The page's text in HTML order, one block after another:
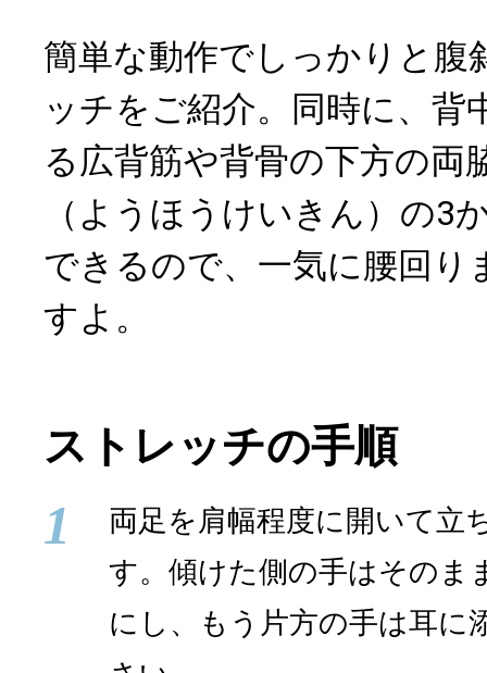
簡単な動作でしっかりと腹
ッチをご紹介。同時に、背
る広背筋や背骨の下方の両
（ようほうけいきん）の3
できるので、一気に腰回り
すよ。
ストレッチの手順
1
両足を肩幅程度に開いて立
す。傾けた側の手はそのま
にし、もう片方の手は耳に